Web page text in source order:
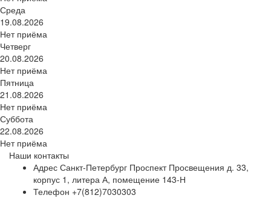
Среда
19.08.2026
Нет приёма
Четверг
20.08.2026
Нет приёма
Пятница
21.08.2026
Нет приёма
Суббота
22.08.2026
Нет приёма
Наши контакты
Адрес Санкт-Петербург Проспект Просвещения д. 33,
корпус 1, литера А, помещение 143-Н
Телефон +7(812)7030303